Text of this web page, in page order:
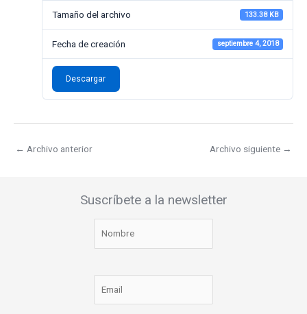
Tamaño del archivo 133.38 KB
Fecha de creación septiembre 4, 2018
Descargar
← Archivo anterior Archivo siguiente →
Suscríbete a la newsletter